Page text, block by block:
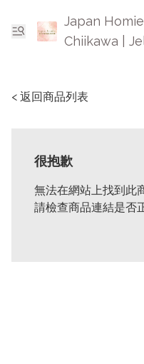
Japan Homie
Chiikawa |
< 返回商品列表
很抱歉
無法在網站上找到此
請檢查商品連結是否